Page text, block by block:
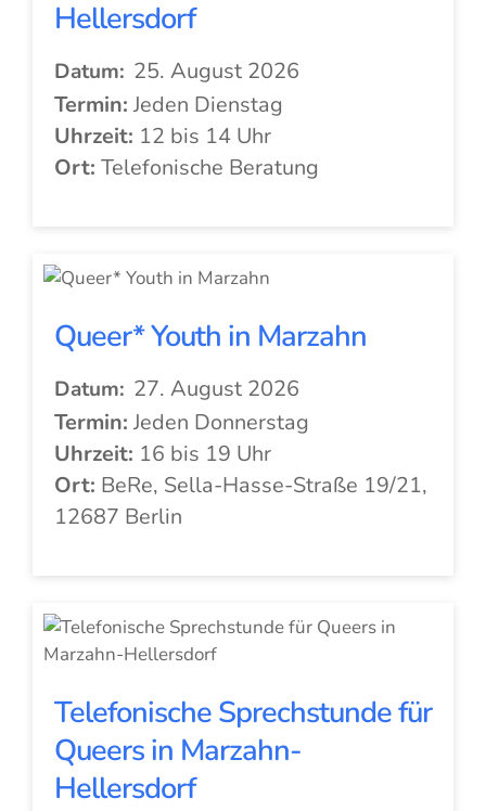
Hellersdorf
Datum: 25. August 2026
Termin: Jeden Dienstag
Uhrzeit: 12 bis 14 Uhr
Ort: Telefonische Beratung
Queer* Youth in Marzahn
Datum: 27. August 2026
Termin: Jeden Donnerstag
Uhrzeit: 16 bis 19 Uhr
Ort: BeRe, Sella-Hasse-Straße 19/21,
12687 Berlin
Telefonische Sprechstunde für
Queers in Marzahn-
Hellersdorf